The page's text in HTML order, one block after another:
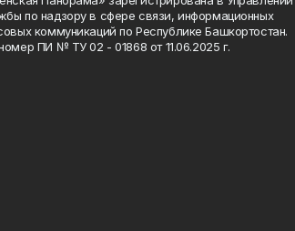
по надзору в сфере связи, информационных
коммуникаций по Республике Башкортостан.
ПИ № ТУ 02 - 01868 от 11.06.2025 г.